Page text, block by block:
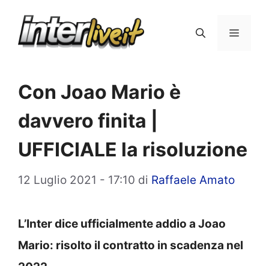
Menu
Con Joao Mario è
davvero finita |
UFFICIALE la risoluzione
12 Luglio 2021 - 17:10 di Raffaele Amato
L’Inter dice ufficialmente addio a Joao
Mario: risolto il contratto in scadenza nel